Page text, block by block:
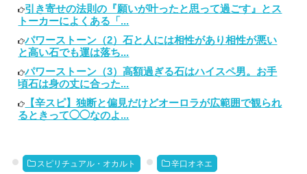
引き寄せの法則の『願いが叶ったと思って過ごす』とス
トーカーによくある「...
パワーストーン（2）石と人には相性があり相性が悪い
と高い石でも運は落ち...
パワーストーン（3）高額過ぎる石はハイスペ男。お手
頃石は身の丈に合った...
【辛スピ】独断と偏見だけどオーロラが広範囲で観られ
るときって◯◯なのよ...
スピリチュアル・オカルト 辛口オネエ